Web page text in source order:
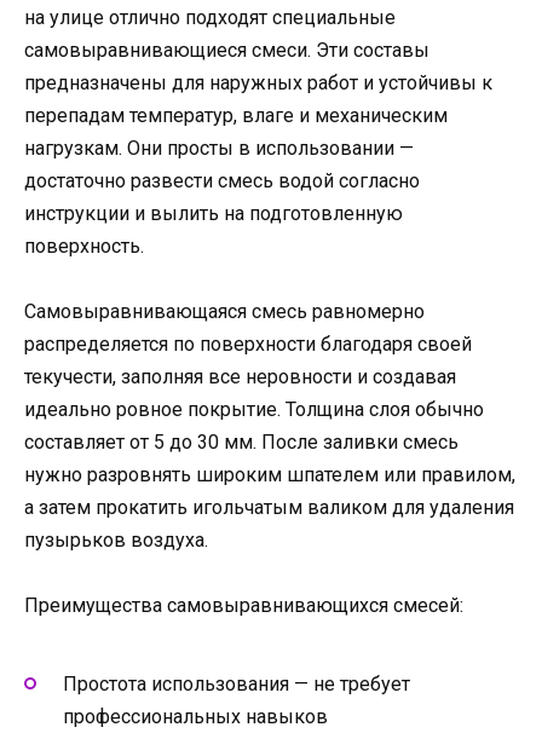
на улице отлично подходят специальные
самовыравнивающиеся смеси. Эти составы
предназначены для наружных работ и устойчивы к
перепадам температур, влаге и механическим
нагрузкам. Они просты в использовании —
достаточно развести смесь водой согласно
инструкции и вылить на подготовленную
поверхность.
Самовыравнивающаяся смесь равномерно
распределяется по поверхности благодаря своей
текучести, заполняя все неровности и создавая
идеально ровное покрытие. Толщина слоя обычно
составляет от 5 до 30 мм. После заливки смесь
нужно разровнять широким шпателем или правилом,
а затем прокатить игольчатым валиком для удаления
пузырьков воздуха.
Преимущества самовыравнивающихся смесей:
Простота использования — не требует
профессиональных навыков